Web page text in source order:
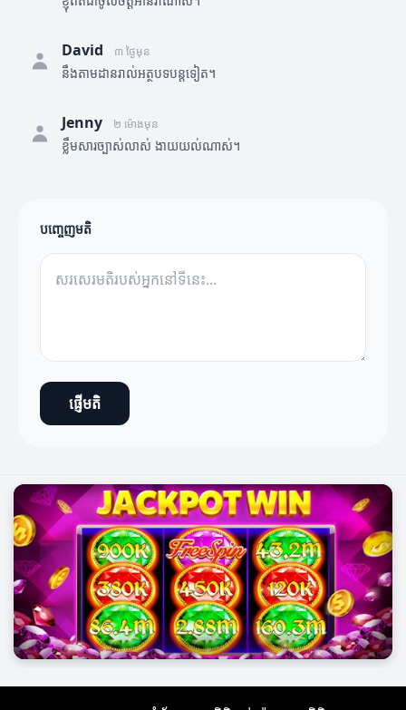
David ៣ ថ្ងៃមុន
នឹងតាមដានរាល់អត្ថបទបន្តទៀត។
Jenny ២ ម៉ោងមុន
ខ្លឹមសារច្បាស់លាស់ ងាយយល់ណាស់។
បញ្ចេញមតិ
ផ្ញើមតិ